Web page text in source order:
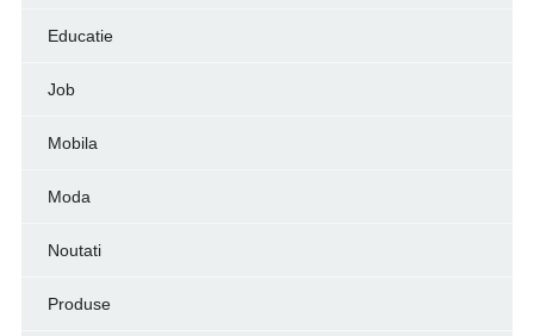
Educatie
Job
Mobila
Moda
Noutati
Produse